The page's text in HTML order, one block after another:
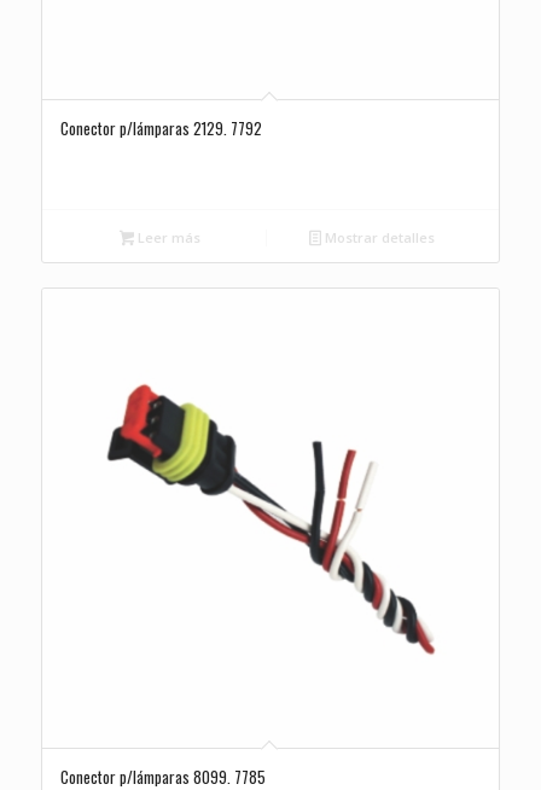
Conector p/lámparas 2129. 7792
Leer más Mostrar detalles
Conector p/lámparas 8099. 7785